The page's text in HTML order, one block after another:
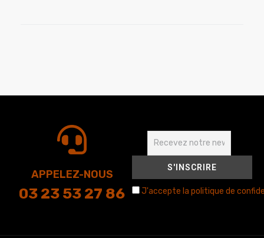
APPELEZ-NOUS
03 23 53 27 86 J'accepte la politique de